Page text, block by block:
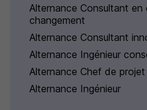
Alternance Consultant en
changement
Alternance Consultant
Alternance Ingénieur
Alternance Chef de
Alternance Ingénieur